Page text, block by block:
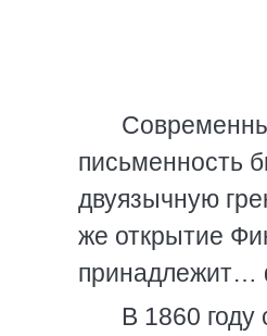
письменность
двуязычную
же открытие
принадлежит…
В 1860